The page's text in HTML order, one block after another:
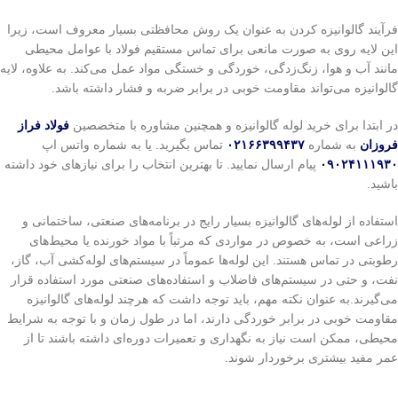
فرآیند گالوانیزه کردن به عنوان یک روش محافظتی بسیار معروف است، زیرا
این لایه روی به صورت مانعی برای تماس مستقیم فولاد با عوامل محیطی
مانند آب و هوا، زنگ‌زدگی، خوردگی و خستگی مواد عمل می‌کند. به علاوه، لایه
گالوانیزه می‌تواند مقاومت خوبی در برابر ضربه و فشار داشته باشد.
در ابتدا برای خرید لوله گالوانیزه و همچنین مشاوره با متخصصین فولاد فراز
فروزان به شماره ۰۲۱۶۶۳۹۹۴۳۷ تماس بگیرید. یا به شماره واتس اپ
۰۹۰۲۴۱۱۱۹۳۰ پیام ارسال نمایید. تا بهترین انتخاب را برای نیازهای خود داشته
باشید.
استفاده از لوله‌های گالوانیزه بسیار رایج در برنامه‌های صنعتی، ساختمانی و
زراعی است، به خصوص در مواردی که مرتباً با مواد خورنده یا محیط‌های
رطوبتی در تماس هستند. این لوله‌ها عموماً در سیستم‌های لوله‌کشی آب، گاز،
نفت، و حتی در سیستم‌های فاضلاب و استفاده‌های صنعتی مورد استفاده قرار
می‌گیرند.به عنوان نکته مهم، باید توجه داشت که هرچند لوله‌های گالوانیزه
مقاومت خوبی در برابر خوردگی دارند، اما در طول زمان و با توجه به شرایط
محیطی، ممکن است نیاز به نگهداری و تعمیرات دوره‌ای داشته باشند تا از
عمر مفید بیشتری برخوردار شوند.